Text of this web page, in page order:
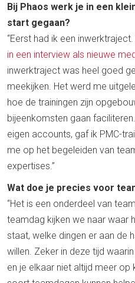
Bij Phaos werk je in een
start gegaan?
“Eerst had ik een
in een interview als nieuwe
inwerktraject was heel goed
meekijken. Het werd me
hoe de trainingen zijn
bijeenkomsten gaan
eigen accounts, gaf ik PMC-
me op het begeleiden van
expertises.”
Wat doe je precies voor
“Het is een onderdeel van
teamdag kijken we naar waar
staat, welke dingen er aan de
willen. Zeker in deze tijd
en je elkaar niet altijd meer